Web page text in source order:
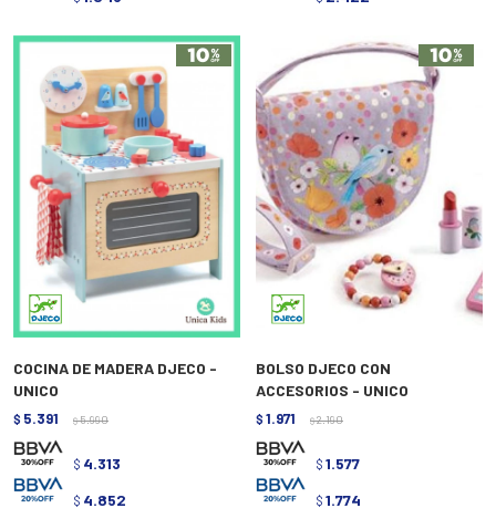
COCINA DE MADERA DJECO -
UNICO
$ 5.391 $ 5.990
$ 4.313
$ 4.852
BOLSO DJECO CON
ACCESORIOS - UNICO
$ 1.971 $ 2.190
$ 1.577
$ 1.774